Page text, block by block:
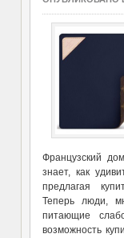
Французский
знает, как
предлагая
Теперь люди,
питающие
возможность